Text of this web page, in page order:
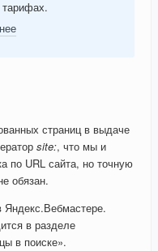
страниц в выдаче
site:, что мы и
по URL сайта, но точную
обязан.
Яндекс.Вебмастере.
в разделе
в поиске».